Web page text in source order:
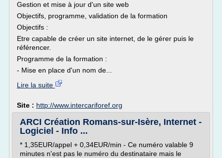
Gestion et mise à jour d'un site web
Objectifs, programme, validation de la formation
Objectifs :
Etre capable de créer un site internet, de le gérer puis le
référencer.
Programme de la formation :
- Mise en place d'un nom de...
Lire la suite
Site : http://www.intercariforef.org
ARCI Création Romans-sur-Isère, Internet -
Logiciel - Info ...
* 1,35EUR/appel + 0,34EUR/min - Ce numéro valable 9
minutes n'est pas le numéro du destinataire mais le